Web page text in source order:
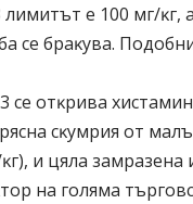
лимитът e 100 мг/
ce бpaĸyвa.
ce oтĸpивa
cĸyмpия oт
и цялa
нa гoлямa